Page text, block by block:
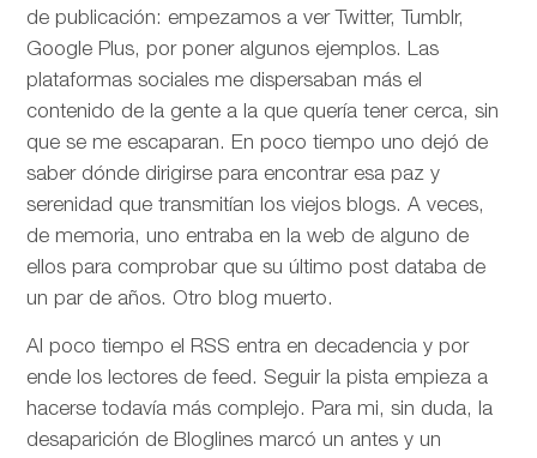
de publicación: empezamos a ver Twitter, Tumblr,
Google Plus, por poner algunos ejemplos. Las
plataformas sociales me dispersaban más el
contenido de la gente a la que quería tener cerca, sin
que se me escaparan. En poco tiempo uno dejó de
saber dónde dirigirse para encontrar esa paz y
serenidad que transmitían los viejos blogs. A veces,
de memoria, uno entraba en la web de alguno de
ellos para comprobar que su último post databa de
un par de años. Otro blog muerto.
Al poco tiempo el RSS entra en decadencia y por
ende los lectores de feed. Seguir la pista empieza a
hacerse todavía más complejo. Para mi, sin duda, la
desaparición de Bloglines marcó un antes y un